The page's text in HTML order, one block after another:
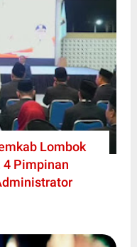
Lombok
Pimpinan